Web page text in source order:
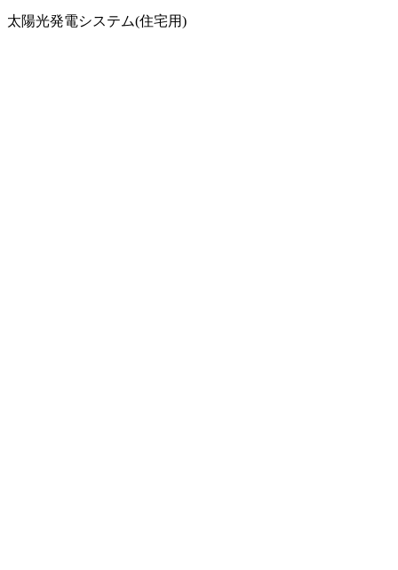
太陽光発電システム(住宅用)